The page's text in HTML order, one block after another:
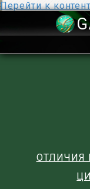
Перейти к
ОТЛИЧИЯ